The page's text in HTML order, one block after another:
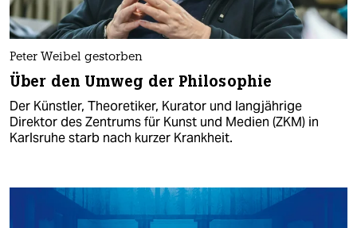
Peter Weibel gestorben
Über den Umweg der Philosophie
Der Künstler, Theoretiker, Kurator und langjährige
Direktor des Zentrums für Kunst und Medien (ZKM) in
Karlsruhe starb nach kurzer Krankheit.